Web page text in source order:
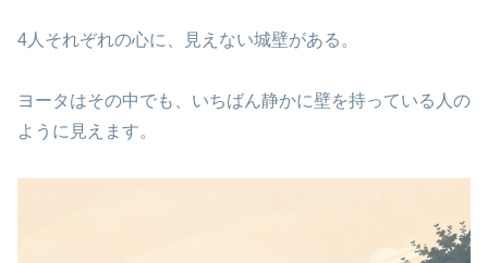
4人それぞれの心に、見えない城壁がある。
ヨータはその中でも、いちばん静かに壁を持っている人の
ように見えます。